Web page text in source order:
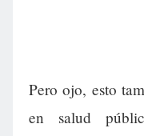
Pero ojo, esto
en salud